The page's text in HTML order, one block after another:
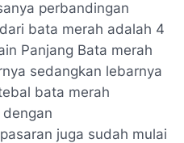
perbandingan
bata merah adalah 4
Panjang Bata merah
sedangkan lebarnya
bata merah
juga sudah mulai